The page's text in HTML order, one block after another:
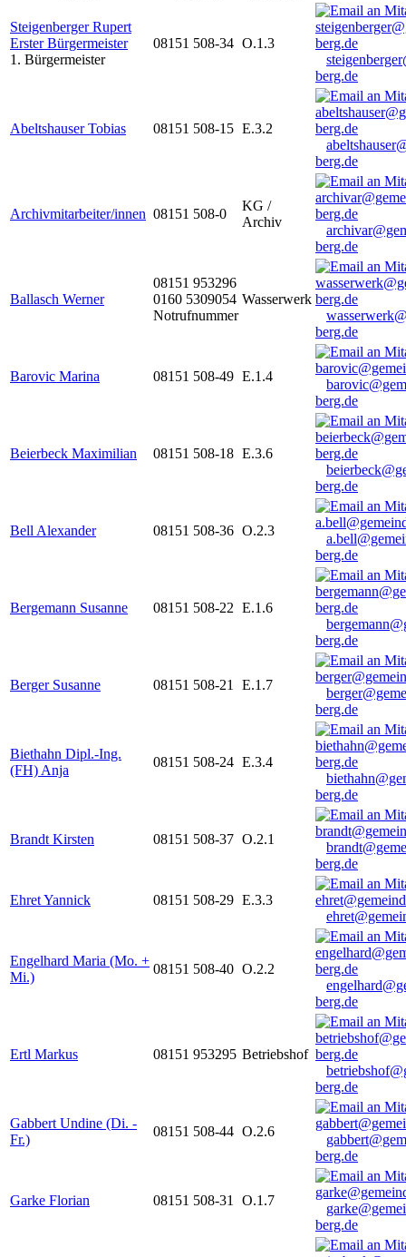
Steigenberger Rupert
Erster Bürgermeister
1. Bürgermeister
08151 508-34 O.1.3
berg.de
Abeltshauser Tobias 08151 508-15 E.3.2
berg.de
Archivmitarbeiter/innen 08151 508-0
KG /
Archiv
berg.de
Ballasch Werner
08151 953296
0160 5309054
Notrufnummer
Wasserwerk
berg.de
Barovic Marina 08151 508-49 E.1.4
berg.de
Beierbeck Maximilian 08151 508-18 E.3.6
berg.de
Bell Alexander 08151 508-36 O.2.3
berg.de
Bergemann Susanne 08151 508-22 E.1.6
berg.de
Berger Susanne 08151 508-21 E.1.7
berg.de
Biethahn Dipl.-Ing.
(FH) Anja
08151 508-24 E.3.4
berg.de
Brandt Kirsten 08151 508-37 O.2.1
berg.de
Ehret Yannick 08151 508-29 E.3.3
Engelhard Maria (Mo. +
Mi.)
08151 508-40 O.2.2
berg.de
Ertl Markus 08151 953295 Betriebshof
berg.de
Gabbert Undine (Di. -
Fr.)
08151 508-44 O.2.6
berg.de
Garke Florian 08151 508-31 O.1.7
berg.de